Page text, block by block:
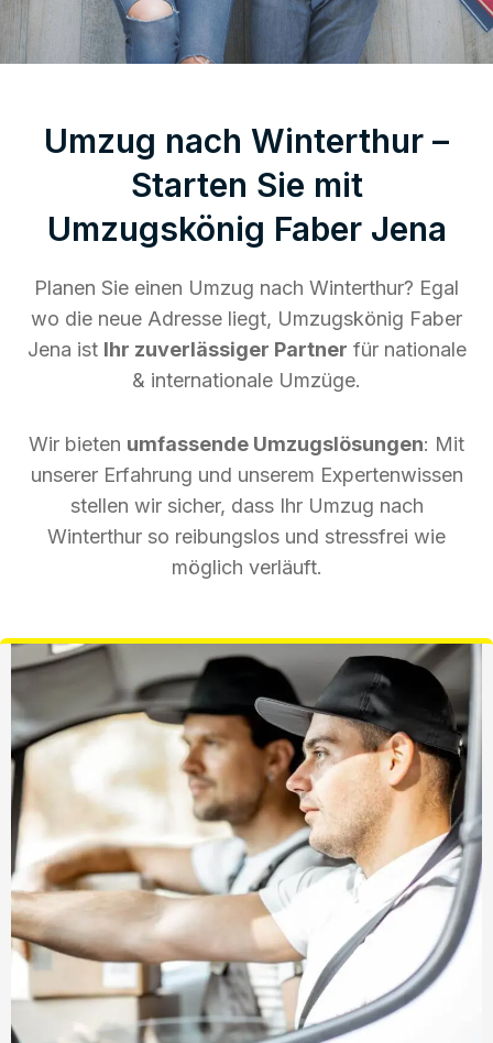
Umzug nach Winterthur –
Starten Sie mit
Umzugskönig Faber Jena
Planen Sie einen Umzug nach Winterthur? Egal
wo die neue Adresse liegt, Umzugskönig Faber
Jena ist Ihr zuverlässiger Partner für nationale
& internationale Umzüge.
Wir bieten umfassende Umzugslösungen: Mit
unserer Erfahrung und unserem Expertenwissen
stellen wir sicher, dass Ihr Umzug nach
Winterthur so reibungslos und stressfrei wie
möglich verläuft.